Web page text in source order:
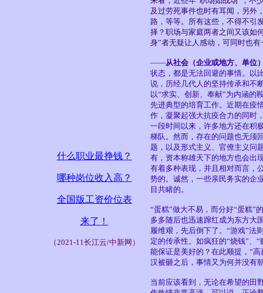
什么职业最挣钱？
哪种岗位收入高？
全国版工资价位表
来了！
（2021-11长江云/中新网）
及过劳死事件也时有耳闻，另外
路，等等。所有这些，不得不引
择？职场与家庭两者之间又该如
身”者无疑让人感动，可同时也
——从社会（企业或地方、单位
状态，都是无法回避的事情。以
说，历经几代人的坚持传承和不
以“求实、创新、奉献”为内涵的
先进典型的培育工作。近期在疫
作，凝聚起强大抗疫合力的同时
一段时间以来，许多地方还在积
梯队。然而，存在的问题也无须
题，以及形式主义、官僚主义问
有，资本称雄天下的地方也会出
有着多种表现，并且相对而言，
势的。诚然，一些亲民务实的企
目共睹的。
“蛋糕”做大不易，而分好“蛋糕”
多多随后也迅速蹿红成为东方大
履维艰，先后倒下了。“游戏”法
定的传承性。如疯狂的“烧钱”、
能保证是美好的？在此顺提，“
汉被砸之后，事情又为何并没
当前应该看到，无论在希望的田